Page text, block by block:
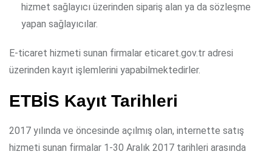
hizmet sağlayıcı üzerinden sipariş alan ya da sözleşme
yapan sağlayıcılar.
E-ticaret hizmeti sunan firmalar eticaret.gov.tr adresi
üzerinden kayıt işlemlerini yapabilmektedirler.
ETBİS Kayıt Tarihleri
2017 yılında ve öncesinde açılmış olan, internette satış
hizmeti sunan firmalar 1-30 Aralık 2017 tarihleri arasında